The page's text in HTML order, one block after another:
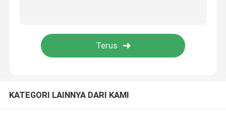
Pipa Komposit Pertambangan
Pipa Komposit Aramid
KATEGORI LAINNYA DARI KAMI